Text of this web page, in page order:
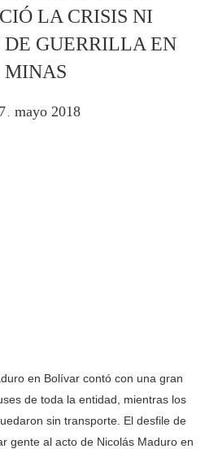
LA CRISIS NI
DE GUERRILLA EN
MINAS
mayo 2018
en Bolívar contó con una gran
de toda la entidad, mientras los
sin transporte. El desfile de
gente al acto de Nicolás Maduro en